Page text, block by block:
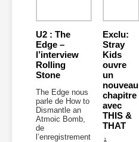
U2 : The
Edge –
l’interview
Rolling
Stone
The Edge nous
parle de How to
Dismantle an
Atmoic Bomb,
de
l’enregistrement
Exclu:
Stray
Kids
ouvre
un
nouveau
chapitre
avec
THIS &
THAT